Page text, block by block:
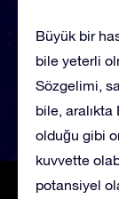
Büyük bir
bile yeterli
Sözgelimi,
bile,
olduğu gibi
kuvvette
potansiyel